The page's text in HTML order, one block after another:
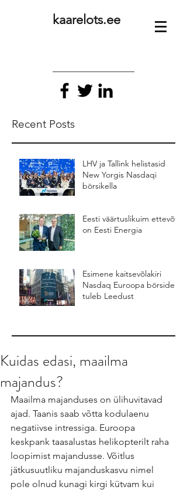
kaarelots.ee
Recent Posts
LHV ja Tallink helistasid
New Yorgis Nasdaqi
börsikella
Eesti väärtuslikuim ettevõte
on Eesti Energia
Esimene kaitsevõlakiri
Nasdaq Euroopa börsidel
tuleb Leedust
Kuidas edasi, maailma
majandus?
Maailma majanduses on ülihuvitavad
ajad. Taanis saab võtta kodulaenu
negatiivse intressiga. Euroopa
keskpank taasalustas helikopterilt raha
loopimist majandusse. Võitlus
jätkusuutliku majanduskasvu nimel
pole olnud kunagi kirgi kütvam kui